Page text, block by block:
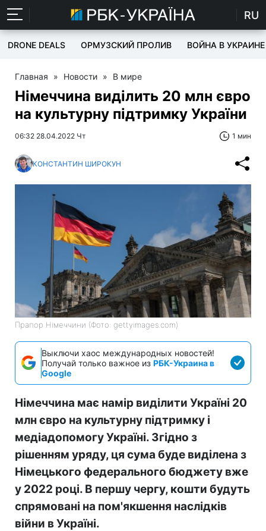
RU
DRONE DEALS ОРМУЗСКИЙ ПРОЛИВ ВОЙНА В УКРАИНЕ
Главная » Новости » В мире
Німеччина виділить 20 млн євро
на культурну підтримку України
06:32 28.04.2022 Чт 1 мин
КОНСТАНТИН ШИРОКУН
Прапор Німеччини (Фото: gettyimages.com)
Выключи хаос международных новостей!
Получай только важное из РБК-Украина в
Google
Німеччина має намір виділити Україні 20
млн євро на культурну підтримку і
медіадопомогу Україні. Згідно з
рішенням уряду, ця сума буде виділена з
Німецького федерального бюджету вже
у 2022 році. В першу чергу, кошти будуть
спрямовані на пом'якшення наслідків
війни в Україні.